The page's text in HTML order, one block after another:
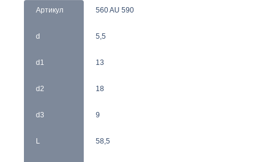
Артикул
d
d1
d2
d3
L
560 AU 590
5,5
13
18
9
58,5